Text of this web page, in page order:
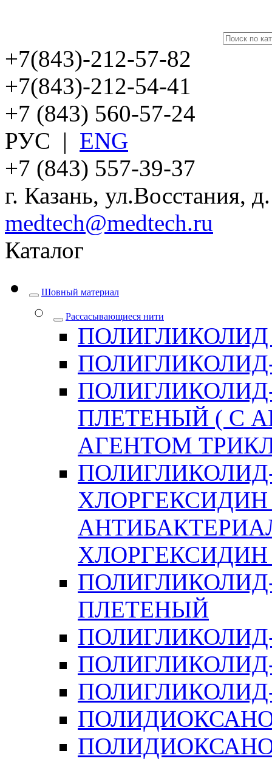
+7(843)-212-57-82
+7(843)-212-54-41
+7 (843) 560-57-24
РУС | ENG
+7 (843) 557-39-37
г. Казань, ул.Восстания,
medtech@medtech.ru
Каталог
Шовный материал
Рассасывающиеся нити
ПЛЕТЕНЫЙ ( С
АГЕНТОМ
ХЛОРГЕКСИДИН
ПЛЕТЕНЫЙ